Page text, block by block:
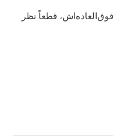
قطعاً نظر